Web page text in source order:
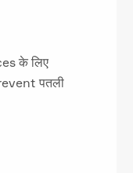
के लिए
पतली